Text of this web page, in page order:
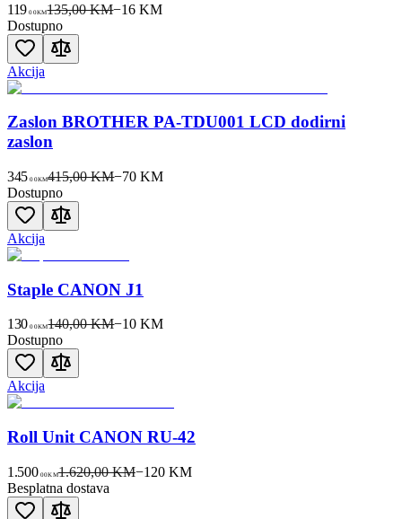
119 00KM135,00 KM−16 KM
Dostupno
Akcija
Zaslon BROTHER PA-TDU001 LCD dodirni
zaslon
345 00KM415,00 KM−70 KM
Dostupno
Akcija
Staple CANON J1
130 00KM140,00 KM−10 KM
Dostupno
Akcija
Roll Unit CANON RU-42
1.500 00KM1.620,00 KM−120KM
Besplatna dostava